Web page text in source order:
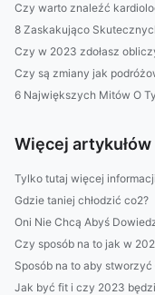
Czy warto znaleźć
8 Zaskakująco
Czy w 2023 zdołasz
Czy są zmiany jak
6 Największych Mitów O
Więcej artykułów
Tylko tutaj więcej
Gdzie taniej chłodzić co2?
Oni Nie Chcą Abyś
Czy sposób na to jak w
Sposób na to aby stworzyć
Jak być fit i czy 2023